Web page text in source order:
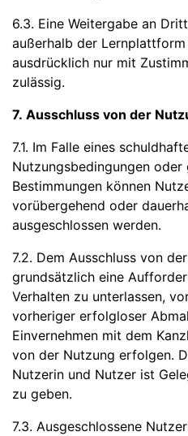
6.3. Eine Weitergabe an
außerhalb der
ausdrücklich nur mit
zulässig.
7. Ausschluss von der
7.1. Im Falle eines
Nutzungsbedingungen
Bestimmungen können
vorübergehend oder
ausgeschlossen werden.
7.2. Dem Ausschluss von
grundsätzlich eine
Verhalten zu unterlassen,
vorheriger erfolgloser
Einvernehmen mit dem
von der Nutzung erfolgen.
Nutzerin und Nutzer ist
zu geben.
7.3. Ausgeschlossene